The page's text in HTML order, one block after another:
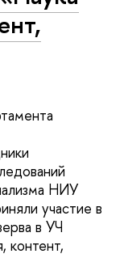
НИУ
участие в
в УЧ
контент,